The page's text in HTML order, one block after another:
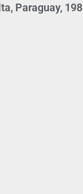
Paraguay,